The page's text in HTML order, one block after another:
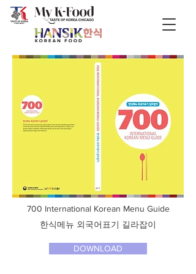
700 International Korean Menu Guide
한식메뉴 외국어표기 길라잡이
DOWNLOAD